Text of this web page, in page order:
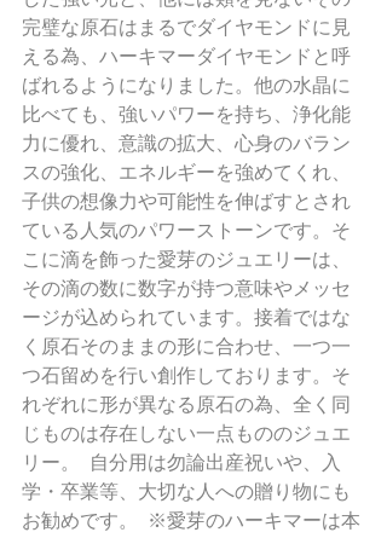
完璧な原石はまるでダイヤモンドに見
える為、ハーキマーダイヤモンドと呼
ばれるようになりました。他の水晶に
比べても、強いパワーを持ち、浄化能
力に優れ、意識の拡大、心身のバラン
スの強化、エネルギーを強めてくれ、
子供の想像力や可能性を伸ばすとされ
ている人気のパワーストーンです。そ
こに滴を飾った愛芽のジュエリーは、
その滴の数に数字が持つ意味やメッセ
ージが込められています。接着ではな
く原石そのままの形に合わせ、一つ一
つ石留めを行い創作しております。そ
れぞれに形が異なる原石の為、全く同
じものは存在しない一点もののジュエ
リー。  自分用は勿論出産祝いや、入
学・卒業等、大切な人への贈り物にも
お勧めです。  ※愛芽のハーキマーは本